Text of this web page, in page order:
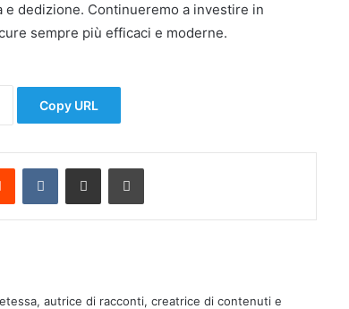
dedizione. Continueremo a investire in
sempre più efficaci e moderne.
Copy URL
autrice di racconti, creatrice di contenuti e